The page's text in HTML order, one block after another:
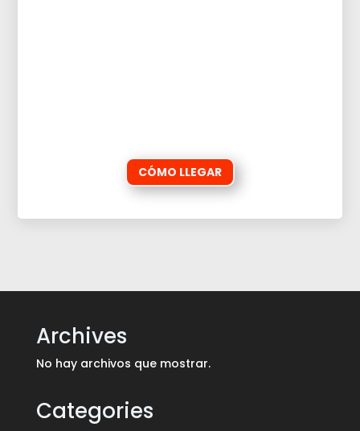
CÓMO LLEGAR
Archives
No hay archivos que mostrar.
Categories